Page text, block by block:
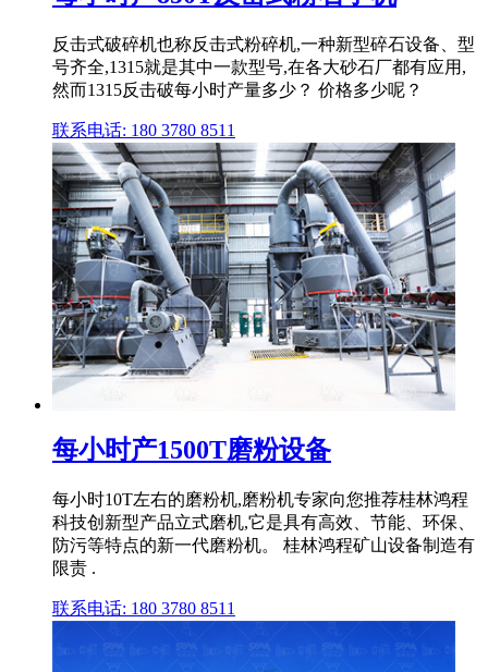
反击式破碎机也称反击式粉碎机,一种新型碎石设备、型
号齐全,1315就是其中一款型号,在各大砂石厂都有应用,
然而1315反击破每小时产量多少？ 价格多少呢？
联系电话: 180 3780 8511
每小时产1500T磨粉设备
每小时10T左右的磨粉机,磨粉机专家向您推荐桂林鸿程
科技创新型产品立式磨机,它是具有高效、节能、环保、
防污等特点的新一代磨粉机。 桂林鸿程矿山设备制造有
限责 .
联系电话: 180 3780 8511